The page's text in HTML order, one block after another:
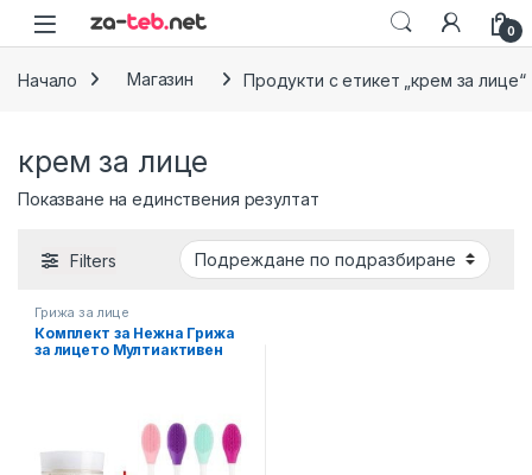
Skip to navigation
Skip to content
0
Начало Магазин Продукти с етикет „крем за лице“
крем за лице
Показване на единствения резултат
Filters
Грижа за лице
Комплект за Нежна Грижа
за лицето Мултиактивен